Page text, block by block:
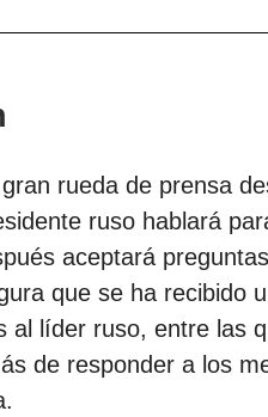
rueda de prensa
ruso hablará
aceptará
que se ha recibido
al líder ruso, entre las
de responder a los